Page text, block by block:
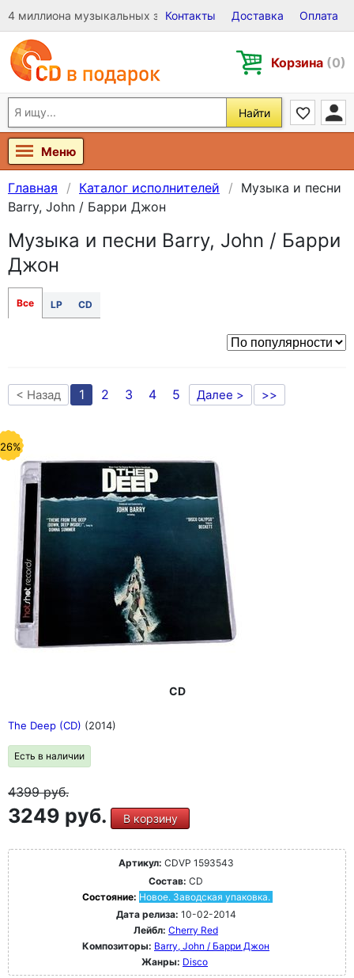
4 миллиона музыкальных записей на Виниле, CD и DVD
Контакты Доставка Оплата
Корзина (0)
Найти
Меню
Главная Каталог исполнителей
Музыка и песни
Barry, John / Барри Джон
Музыка и песни Barry, John / Барри
Джон
Все LP CD
< Назад 1 2 3 4 5 Далее > >>
CD
The Deep (CD) (2014)
Есть в наличии
4399руб.
3249 руб. В корзину
Артикул: CDVP 1593543
Состав: CD
Состояние: Новое. Заводская упаковка.
Дата релиза: 10-02-2014
Лейбл: Cherry Red
Композиторы: Barry, John / Барри Джон
Жанры: Disco